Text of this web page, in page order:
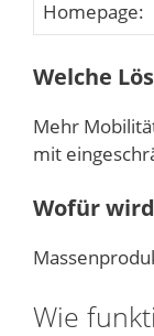
Homepage:
Welche
Mehr
mit
Wofür
Wie